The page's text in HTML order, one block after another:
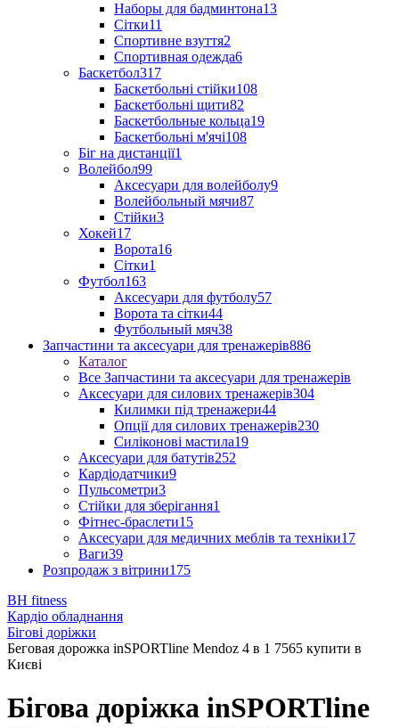
Наборы для бадминтона13
Сітки11
Спортивне взуття2
Спортивная одежда6
Баскетбол317
Баскетбольні стійки108
Баскетбольні щити82
Баскетбольные кольца19
Баскетбольні м'ячі108
Біг на дистанції1
Волейбол99
Аксесуари для волейболу9
Волейбольный мячи87
Стійки3
Хокей17
Ворота16
Сітки1
Футбол163
Аксесуари для футболу57
Ворота та сітки44
Футбольный мяч38
Запчастини та аксесуари для тренажерів886
Каталог
Все Запчастини та аксесуари для тренажерів
Аксесуари для силових тренажерів304
Килимки під тренажери44
Опції для силових тренажерів230
Силіконові мастила19
Аксесуари для батутів252
Кардіодатчики9
Пульсометри3
Стійки для зберігання1
Фітнес-браслети15
Аксесуари для медичних меблів та техніки17
Ваги39
Розпродаж з вітрини175
BH fitness
Кардіо обладнання
Бігові доріжки
Беговая дорожка inSPORTline Mendoz 4 в 1 7565 купити в
Києві
Бігова доріжка inSPORTline